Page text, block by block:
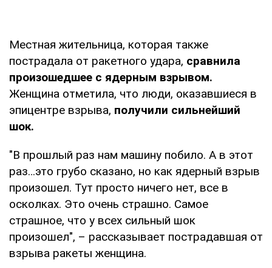
Местная жительница, которая также
пострадала от ракетного удара, сравнила
произошедшее с ядерным взрывом.
Женщина отметила, что люди, оказавшиеся в
эпицентре взрыва, получили сильнейший
шок.
"В прошлый раз нам машину побило. А в этот
раз…это грубо сказано, но как ядерный взрыв
произошел. Тут просто ничего нет, все в
осколках. Это очень страшно. Самое
страшное, что у всех сильный шок
произошел", – рассказывает пострадавшая от
взрыва ракеты женщина.